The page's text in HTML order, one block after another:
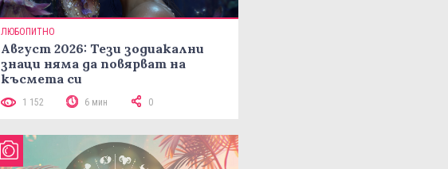
ЛЮБОПИТНО
Август 2026: Тези зодиакални
знаци няма да повярват на
късмета си
1 152 6 мин 0